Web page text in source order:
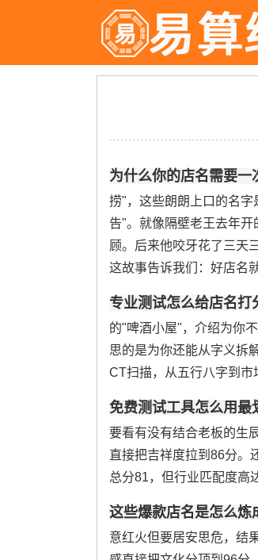
为什么你的店名需要一
捞"，这些朗朗上口的名
告"。就像隔壁老王去年
顾。后来他咬牙花了三天
这故事告诉我们：好店名
专业测试怎么给店名打
的"啤酒小屋"，介绍为你
思的是为你还能从字义拆
CT扫描，从五行八字到市
免费测试工具怎么用最
要看有没有结合老板的生
直接把吉祥度拉到86分
总分81，但行业匹配度高
这些爆款店名是怎么炼
意红火但要居安思危，结